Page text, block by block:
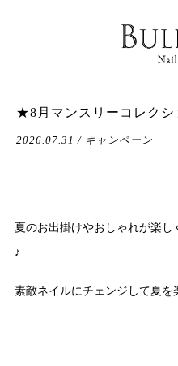
★8月マンスリーコレク
2026.07.31 / キャンペーン
夏のお出掛けやおしゃれが楽
♪
素敵ネイルにチェンジして夏